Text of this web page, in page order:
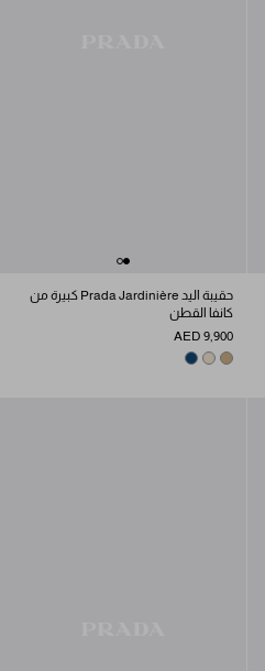
حقيبة اليد Prada Jardinière كبيرة من
كانفا القطن
AED 9,900
CORD
NATURAL
BALTIC BLUE